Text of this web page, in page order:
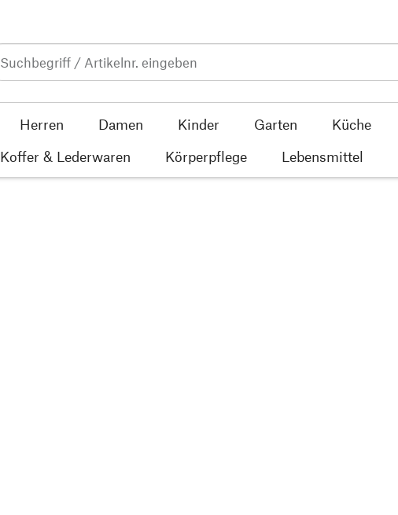
Herren Damen Kinder Garten Küche
Koffer & Lederwaren Körperpflege Lebensmittel